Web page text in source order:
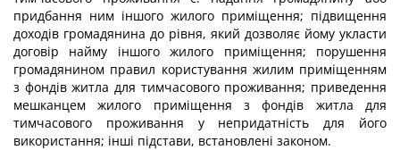
придбання ним іншого жилого приміщення; підвищення
доходів громадянина до рівня, який дозволяє йому укласти
договір найму іншого жилого приміщення; порушення
громадянином правил користування жилим приміщенням
з фондів житла для тимчасового проживання; приведення
мешканцем жилого приміщення з фондів житла для
тимчасового проживання у непридатність для його
використання; інші підстави, встановлені законом.